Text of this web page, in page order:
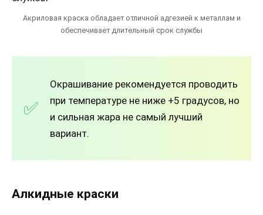
Акриловая краска обладает отличной адгезией к металлам и
обеспечивает длительный срок службы
Окрашивание рекомендуется проводить
при температуре не ниже +5 градусов, но
и сильная жара не самый лучший
вариант.
Алкидные краски